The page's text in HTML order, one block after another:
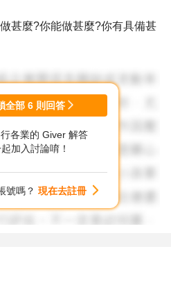
甚麼?你能做甚麼?你有具備甚
做IC layout...等等都可以說
?而是你有學到甚麼嗎?發現甚
而且不是只有想，要付諸行
全部 6 則回答
各業的 Giver 解答
加入討論唷！
號嗎？ 現在去註冊